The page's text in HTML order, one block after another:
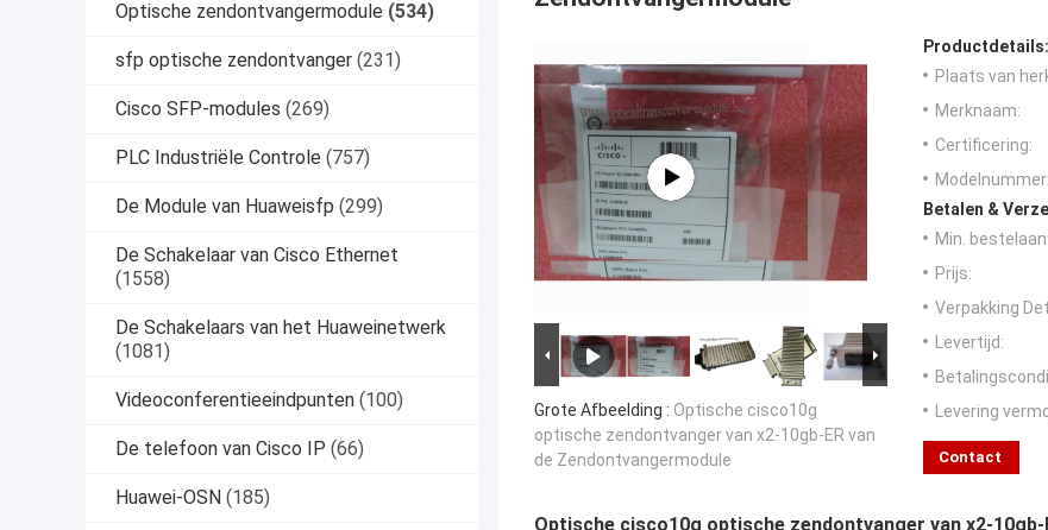
Optische zendontvangermodule (534)
sfp optische zendontvanger (231)
Cisco SFP-modules (269)
PLC Industriële Controle (757)
De Module van Huaweisfp (299)
De Schakelaar van Cisco Ethernet
(1558)
De Schakelaars van het Huaweinetwerk
(1081)
Videoconferentieeindpunten (100)
De telefoon van Cisco IP (66)
Huawei-OSN (185)
Grote Afbeelding : Optische cisco10g
optische zendontvanger van x2-10gb-ER van
de Zendontvangermodule
Productdetails:
Plaats van
Merknaam:
Certificering:
Modelnummer:
Betalen &
Min.
Prijs:
Verpakking
Levertijd:
Levering
Contact
Optische cisco10g optische zendontvanger van x2-